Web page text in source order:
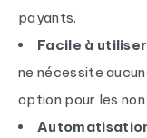
payants.
Facile à utiliser
ne nécessite
option pour les